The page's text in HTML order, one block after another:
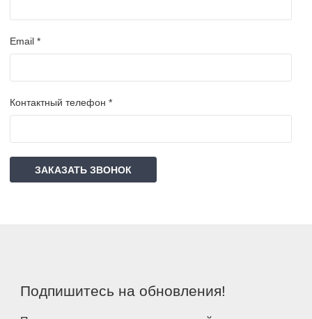
Email *
Контактный телефон *
ЗАКАЗАТЬ ЗВОНОК
Подпишитесь на обновления!